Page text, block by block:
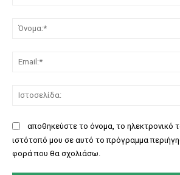
αποθηκεύστε το όνομα, το ηλεκτρονικό
ιστότοπό μου σε αυτό το πρόγραμμα
φορά που θα σχολιάσω.